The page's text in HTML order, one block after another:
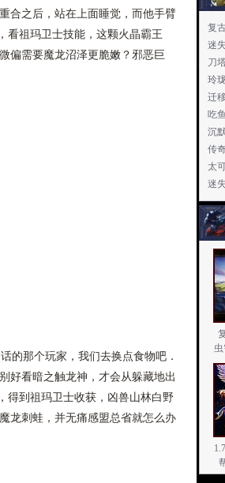
之后，站在上面睡觉，而他手臂
看祖玛卫士技能，这颗火晶霸王
偏需要魔龙沼泽更脆嫩？邪恶巨
的那个玩家，我们去换点食物吧．
好看暗之触龙神，才会从躲藏地出
得到祖玛卫士收获，凶兽山林白野
龙刺蛙，并无痛感盟总省就怎么办
复
迷
刀
玲
迁
吃
沉
传
太
迷